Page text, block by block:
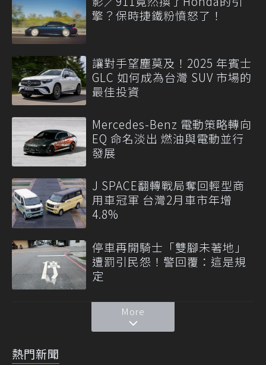
擎？保時捷鐵粉憤怒了！
讓對手望塵莫及！2025 年賓士
GLC 如何成為台灣 SUV 市場的
最佳投資
Mercedes-Benz 電動策略轉向
EQ 命名淡出 燃油與電動並行
發展
J SPACE翻轉戰局奪回輕型商
用車冠軍 台灣2月車市年增
4.8%
停車再開騎士「雙腳未著地」
遭罰引民怨！警回覆：這是規
定
More
熱門新聞